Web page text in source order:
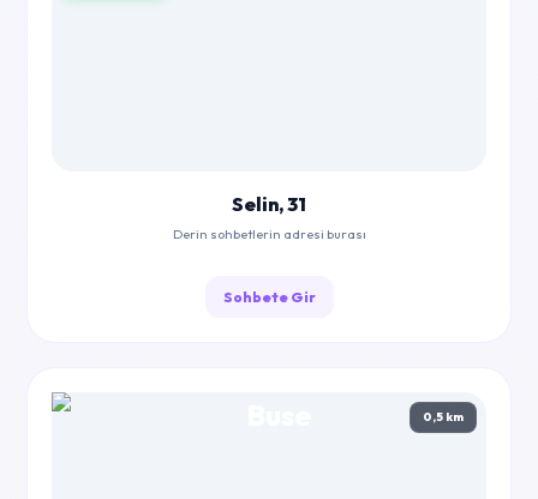
Selin, 31
Derin sohbetlerin adresi burası
Sohbete Gir
0,5 km